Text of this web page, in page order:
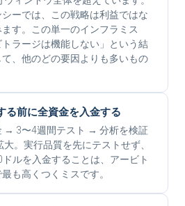
ーでは、この戦略は利益ではな
ます。この単一のインフラミス
ラージは機能しない」という結
、他のどの要因よりも多いもの
る前に全資金を入金する
→ 3〜4週間テスト → 分析を検証
。実行品質を先にテストせず、
ルを入金することは、アービト
も高くつくミスです。